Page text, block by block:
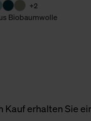
+2
Biobaumwolle
erhalten Sie